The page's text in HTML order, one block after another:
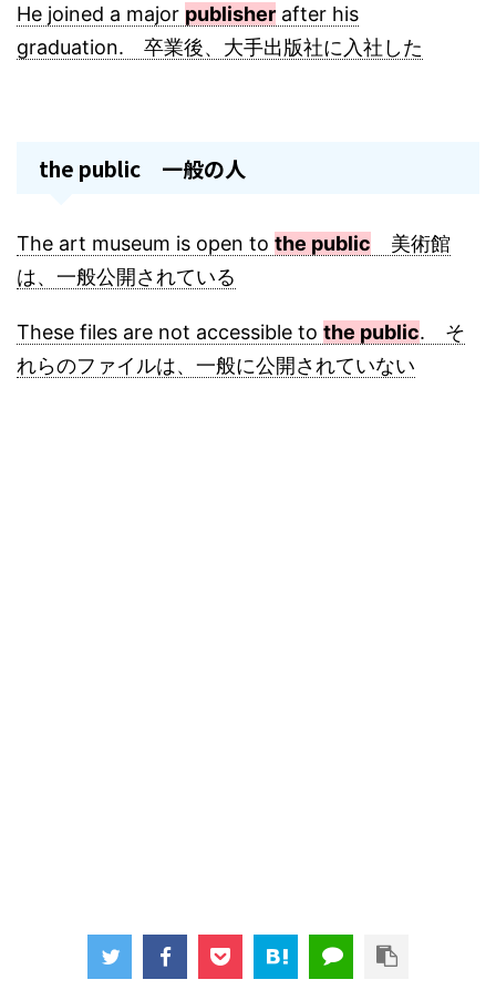
He joined a major publisher after his
graduation. 卒業後、大手出版社に入社した
the public 一般の人
The art museum is open to the public 美術館
は、一般公開されている
These files are not accessible to the public. そ
れらのファイルは、一般に公開されていない